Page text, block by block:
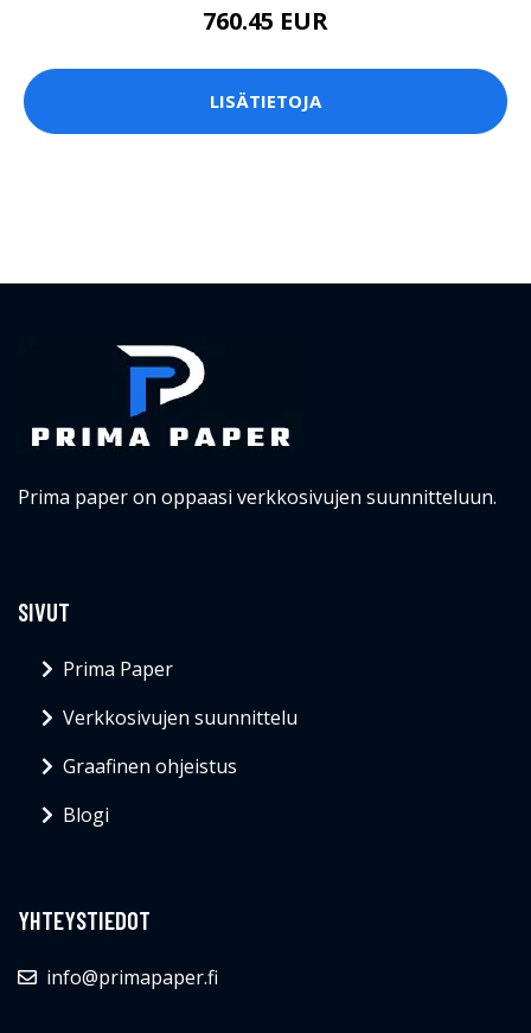
760.45 EUR
LISÄTIETOJA
Prima paper on oppaasi verkkosivujen suunnitteluun.
SIVUT
Prima Paper
Verkkosivujen suunnittelu
Graafinen ohjeistus
Blogi
YHTEYSTIEDOT
info@primapaper.fi